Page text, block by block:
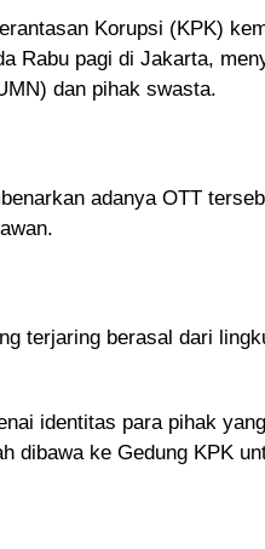
Korupsi (KPK)
Rabu pagi di Jakarta,
dan pihak swasta.
adanya OTT
terjaring berasal dari
identitas para pihak
dibawa ke Gedung KPK